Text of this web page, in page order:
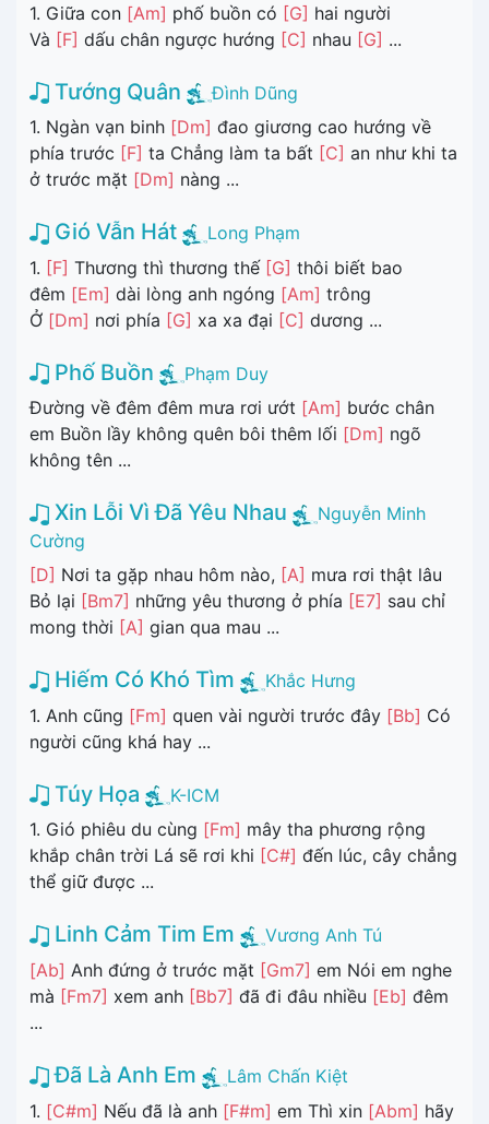
1. Giữa con [Am] phố buồn có [G] hai người
Và [F] dấu chân ngược hướng [C] nhau [G] ...
Tướng Quân
Đình Dũng
1. Ngàn vạn binh [Dm] đao giương cao hướng về
phía trước [F] ta Chẳng làm ta bất [C] an như khi ta
ở trước mặt [Dm] nàng ...
Gió Vẫn Hát
Long Phạm
1. [F] Thương thì thương thế [G] thôi biết bao
đêm [Em] dài lòng anh ngóng [Am] trông
Ở [Dm] nơi phía [G] xa xa đại [C] dương ...
Phố Buồn
Phạm Duy
Đường về đêm đêm mưa rơi ướt [Am] bước chân
em Buồn lầy không quên bôi thêm lối [Dm] ngõ
không tên ...
Xin Lỗi Vì Đã Yêu Nhau
Nguyễn Minh
Cường
[D] Nơi ta gặp nhau hôm nào, [A] mưa rơi thật lâu
Bỏ lại [Bm7] những yêu thương ở phía [E7] sau chỉ
mong thời [A] gian qua mau ...
Hiếm Có Khó Tìm
Khắc Hưng
1. Anh cũng [Fm] quen vài người trước đây [Bb] Có
người cũng khá hay ...
Túy Họa
K-ICM
1. Gió phiêu du cùng [Fm] mây tha phương rộng
khắp chân trời Lá sẽ rơi khi [C#] đến lúc, cây chẳng
thể giữ được ...
Linh Cảm Tim Em
Vương Anh Tú
[Ab] Anh đứng ở trước mặt [Gm7] em Nói em nghe
mà [Fm7] xem anh [Bb7] đã đi đâu nhiều [Eb] đêm
...
Đã Là Anh Em
Lâm Chấn Kiệt
1. [C#m] Nếu đã là anh [F#m] em Thì xin [Abm] hãy